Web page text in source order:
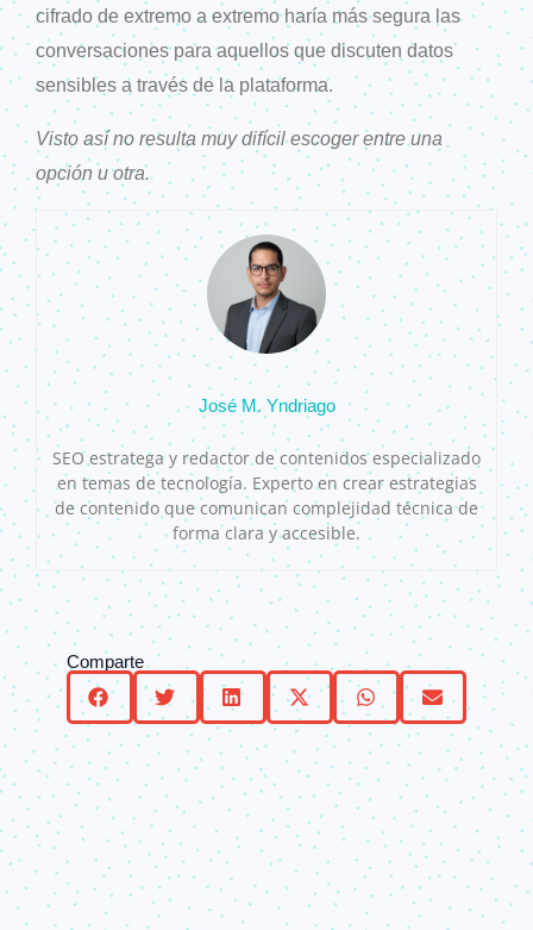
cifrado de extremo a extremo haría más segura las
conversaciones para aquellos que discuten datos
sensibles a través de la plataforma.
Visto así no resulta muy difícil escoger entre una
opción u otra.
José M. Yndriago
SEO estratega y redactor de contenidos especializado
en temas de tecnología. Experto en crear estrategias
de contenido que comunican complejidad técnica de
forma clara y accesible.
Comparte